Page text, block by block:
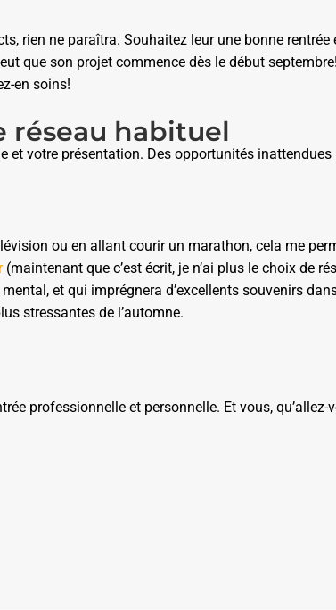
rien ne paraîtra. Souhaitez leur une bonne rentrée
que son projet commence dès le début
en soins!
réseau habituel
et votre présentation. Des opportunités
ou en allant courir un marathon, cela me
(maintenant que c’est écrit, je n’ai plus le choix de
et qui imprégnera d’excellents souvenirs
stressantes de l’automne.
professionnelle et personnelle. Et vous,